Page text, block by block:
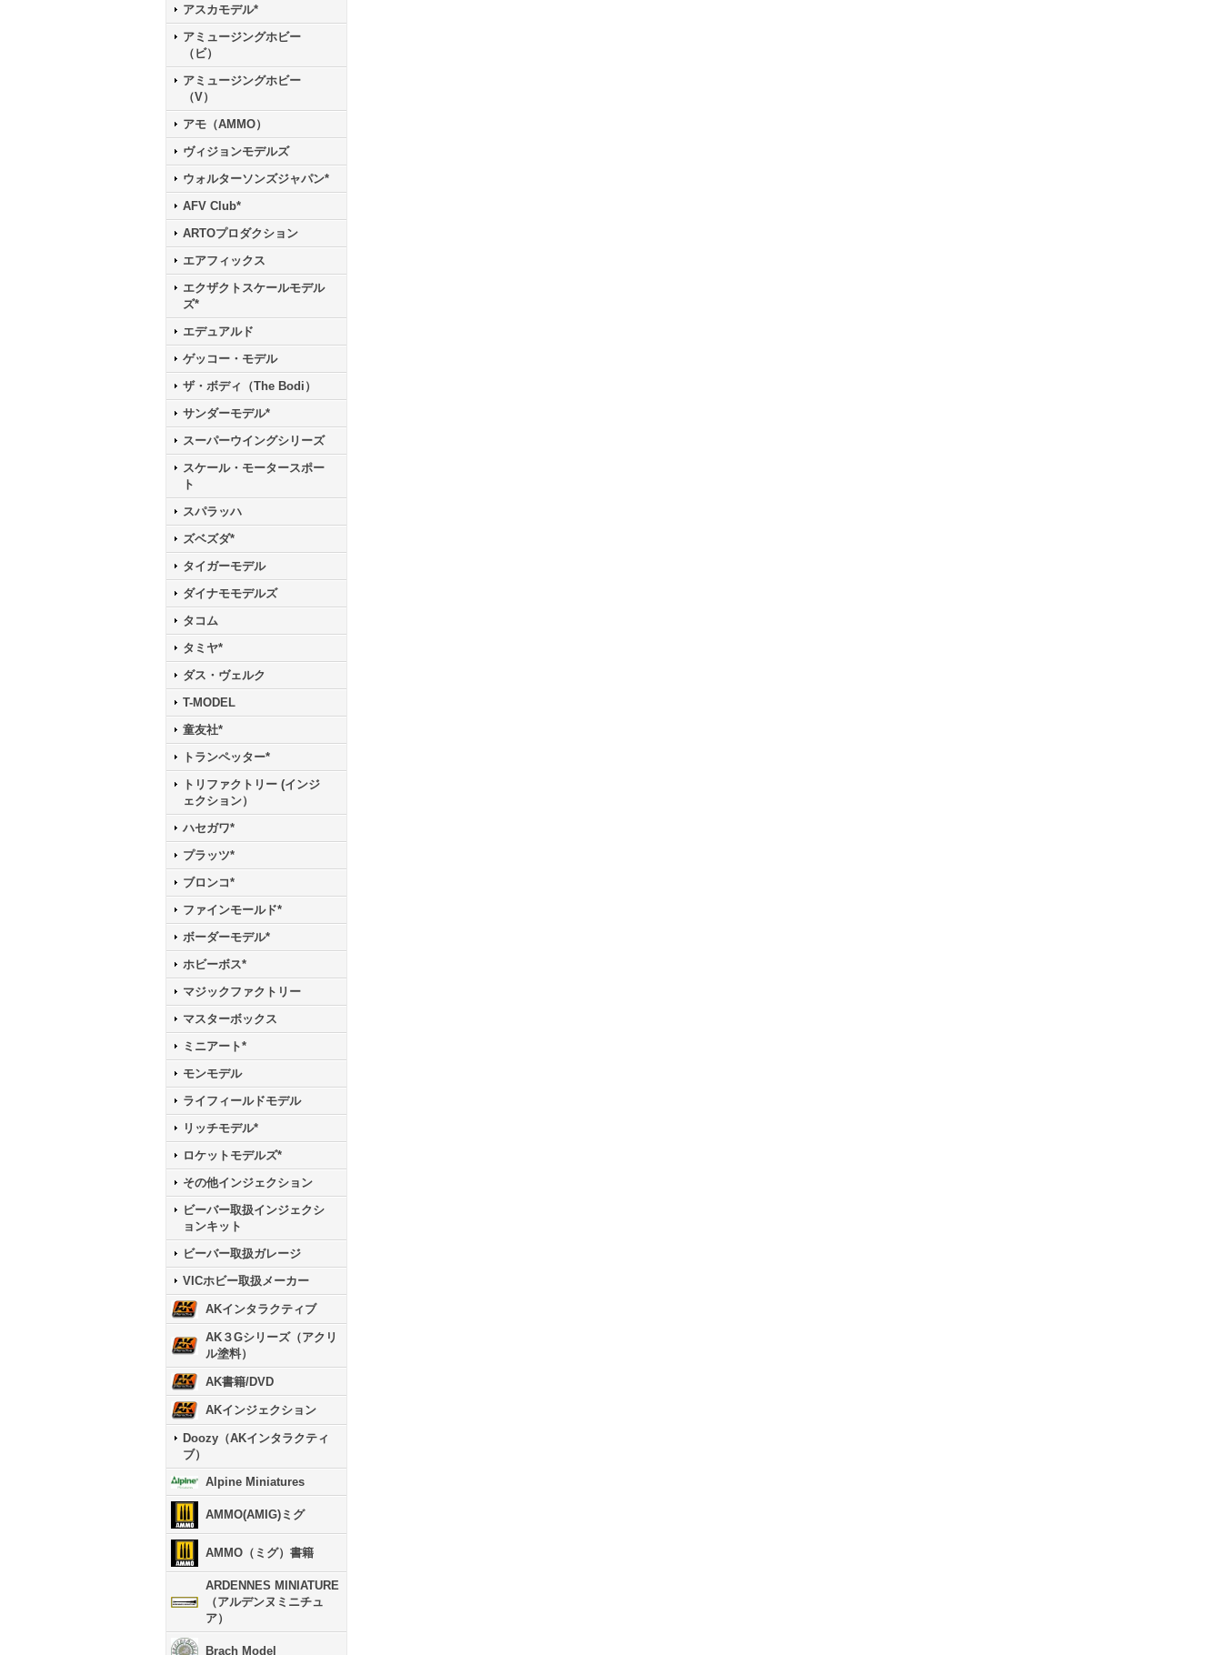
アスカモデル*
アミュージングホビー
（ビ）
アミュージングホビー
（V）
アモ（AMMO）
ヴィジョンモデルズ
ウォルターソンズジャパン*
AFV Club*
ARTOプロダクション
エアフィックス
エクザクトスケールモデル
ズ*
エデュアルド
ゲッコー・モデル
ザ・ボディ（The Bodi）
サンダーモデル*
スーパーウイングシリーズ
スケール・モータースポー
ト
スパラッハ
ズベズダ*
タイガーモデル
ダイナモモデルズ
タコム
タミヤ*
ダス・ヴェルク
T-MODEL
童友社*
トランペッター*
トリファクトリー (インジ
ェクション）
ハセガワ*
プラッツ*
ブロンコ*
ファインモールド*
ボーダーモデル*
ホビーボス*
マジックファクトリー
マスターボックス
ミニアート*
モンモデル
ライフィールドモデル
リッチモデル*
ロケットモデルズ*
その他インジェクション
ビーバー取扱インジェクシ
ョンキット
ビーバー取扱ガレージ
VICホビー取扱メーカー
AKインタラクティブ
AK３Gシリーズ（アクリ
ル塗料）
AK書籍/DVD
AKインジェクション
Doozy（AKインタラクティ
ブ）
Alpine Miniatures
AMMO(AMIG)ミグ
AMMO（ミグ）書籍
ARDENNES MINIATURE
（アルデンヌミニチュ
ア）
Brach Model